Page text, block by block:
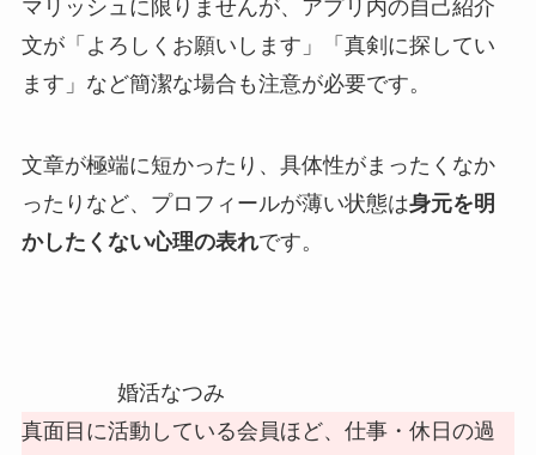
マリッシュに限りませんが、アプリ内の自己紹介
文が「よろしくお願いします」「真剣に探してい
ます」など簡潔な場合も注意が必要です。
文章が極端に短かったり、具体性がまったくなか
ったりなど、プロフィールが薄い状態は身元を明
かしたくない心理の表れです。
婚活なつみ
真面目に活動している会員ほど、仕事・休日の過